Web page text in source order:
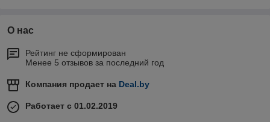
О нас
Рейтинг не сформирован
Менее 5 отзывов за последний год
Компания продает на Deal.by
Работает с 01.02.2019